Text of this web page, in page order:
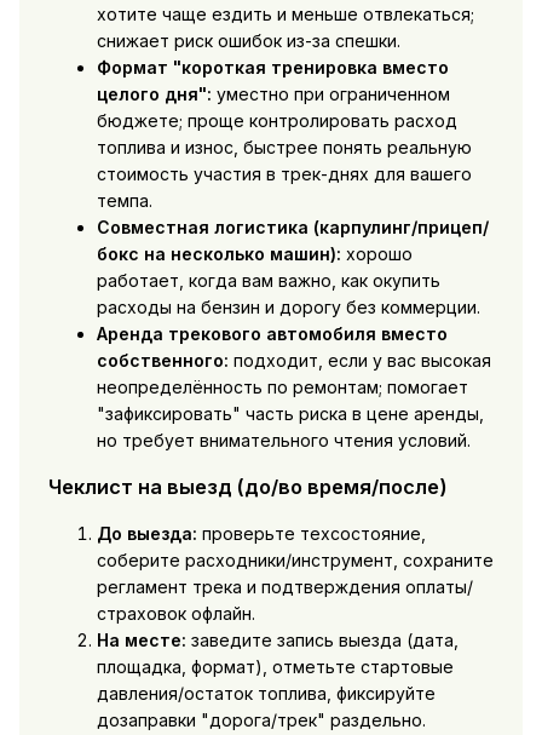
хотите чаще ездить и меньше отвлекаться;
снижает риск ошибок из-за спешки.
Формат "короткая тренировка вместо
целого дня": уместно при ограниченном
бюджете; проще контролировать расход
топлива и износ, быстрее понять реальную
стоимость участия в трек-днях для вашего
темпа.
Совместная логистика (карпулинг/прицеп/
бокс на несколько машин): хорошо
работает, когда вам важно, как окупить
расходы на бензин и дорогу без коммерции.
Аренда трекового автомобиля вместо
собственного: подходит, если у вас высокая
неопределённость по ремонтам; помогает
"зафиксировать" часть риска в цене аренды,
но требует внимательного чтения условий.
Чеклист на выезд (до/во время/после)
До выезда: проверьте техсостояние,
соберите расходники/инструмент, сохраните
регламент трека и подтверждения оплаты/
страховок офлайн.
На месте: заведите запись выезда (дата,
площадка, формат), отметьте стартовые
давления/остаток топлива, фиксируйте
дозаправки "дорога/трек" раздельно.